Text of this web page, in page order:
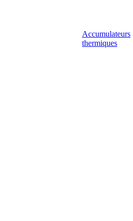
Accumulateurs
thermiques